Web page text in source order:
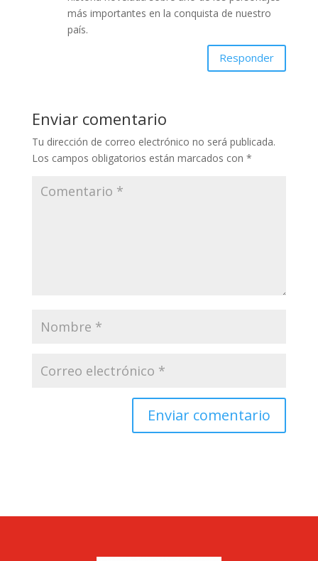
más importantes en la conquista de nuestro
país.
Responder
Enviar comentario
Tu dirección de correo electrónico no será publicada.
Los campos obligatorios están marcados con *